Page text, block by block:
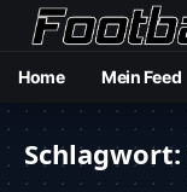
Home Mein Feed
Schlagwort: